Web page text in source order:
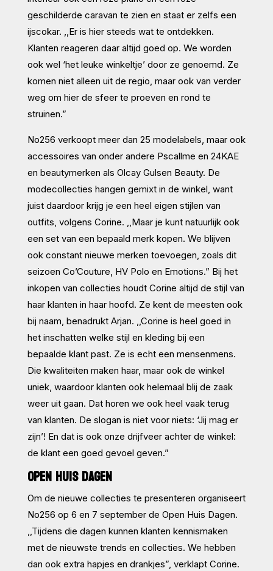
geschilderde caravan te zien en staat er zelfs een
ijscokar. ,,Er is hier steeds wat te ontdekken.
Klanten reageren daar altijd goed op. We worden
ook wel ‘het leuke winkeltje’ door ze genoemd. Ze
komen niet alleen uit de regio, maar ook van verder
weg om hier de sfeer te proeven en rond te
struinen.”
No256 verkoopt meer dan 25 modelabels, maar ook
accessoires van onder andere Pscallme en 24KAE
en beautymerken als Olcay Gulsen Beauty. De
modecollecties hangen gemixt in de winkel, want
juist daardoor krijg je een heel eigen stijlen van
outfits, volgens Corine. ,,Maar je kunt natuurlijk ook
een set van een bepaald merk kopen. We blijven
ook constant nieuwe merken toevoegen, zoals dit
seizoen Co’Couture, HV Polo en Emotions.” Bij het
inkopen van collecties houdt Corine altijd de stijl van
haar klanten in haar hoofd. Ze kent de meesten ook
bij naam, benadrukt Arjan. ,,Corine is heel goed in
het inschatten welke stijl en kleding bij een
bepaalde klant past. Ze is echt een mensenmens.
Die kwaliteiten maken haar, maar ook de winkel
uniek, waardoor klanten ook helemaal blij de zaak
weer uit gaan. Dat horen we ook heel vaak terug
van klanten. De slogan is niet voor niets: ‘Jij mag er
zijn’! En dat is ook onze drijfveer achter de winkel:
de klant een goed gevoel geven.”
OPEN HUIS DAGEN
Om de nieuwe collecties te presenteren organiseert
No256 op 6 en 7 september de Open Huis Dagen.
,,Tijdens die dagen kunnen klanten kennismaken
met de nieuwste trends en collecties. We hebben
dan ook extra hapjes en drankjes”, verklapt Corine.